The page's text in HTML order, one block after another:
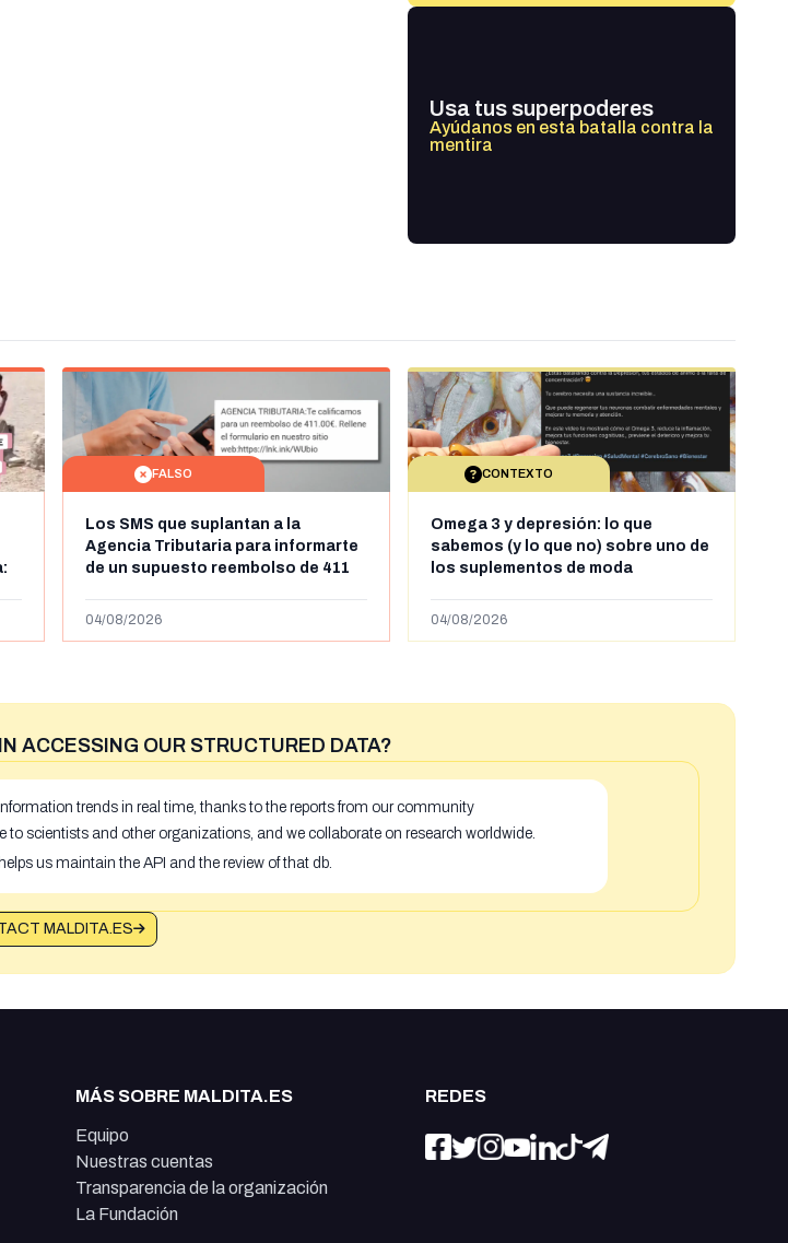
Usa tus superpoderes
Ayúdanos en esta batalla contra la
mentira
FALSO
Los SMS que suplantan a la
Agencia Tributaria para informarte
de un supuesto reembolso de 411
04/08/2026
CONTEXTO
Omega 3 y depresión: lo que
sabemos (y lo que no) sobre uno de
los suplementos de moda
04/08/2026
ACCESSING OUR STRUCTURED DATA?
trends in real time, thanks to the reports from our community
scientists and other organizations, and we collaborate on research worldwide.
us maintain the API and the review of that db.
MALDITA.ES
MÁS SOBRE MALDITA.ES
Equipo
Nuestras cuentas
Transparencia de la organización
La Fundación
REDES